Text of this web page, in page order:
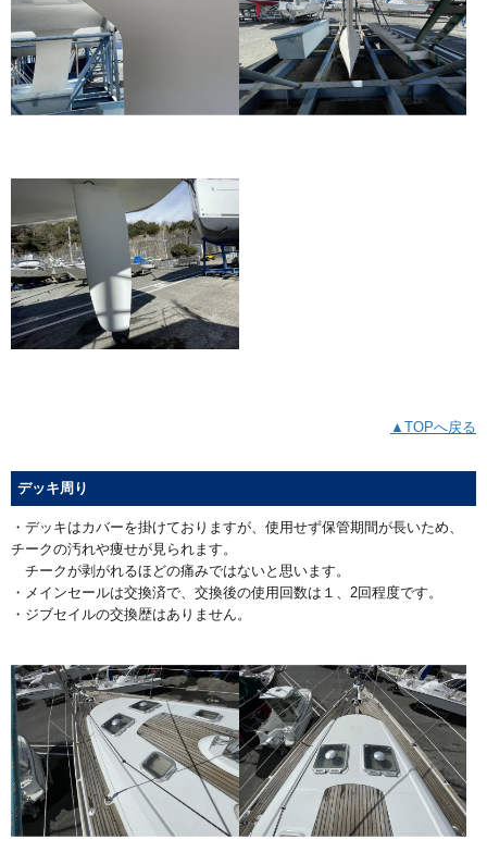
▲TOPへ戻る
デッキ周り
・デッキはカバーを掛けておりますが、使用せず保管期間が長いため、
チークの汚れや痩せが見られます。
チークが剥がれるほどの痛みではないと思います。
・メインセールは交換済で、交換後の使用回数は１、2回程度です。
・ジブセイルの交換歴はありません。